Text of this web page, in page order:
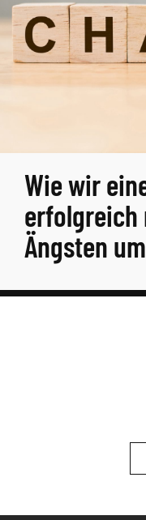
Wie wir
erfolgreich
Ängsten